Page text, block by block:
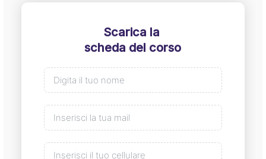
Scarica la
scheda del corso